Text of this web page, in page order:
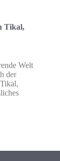
Tikal,
Welt
der